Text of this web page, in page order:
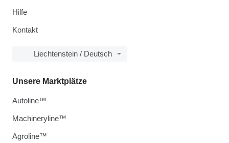
Hilfe
Kontakt
Liechtenstein / Deutsch
Unsere Marktplätze
Autoline™
Machineryline™
Agroline™